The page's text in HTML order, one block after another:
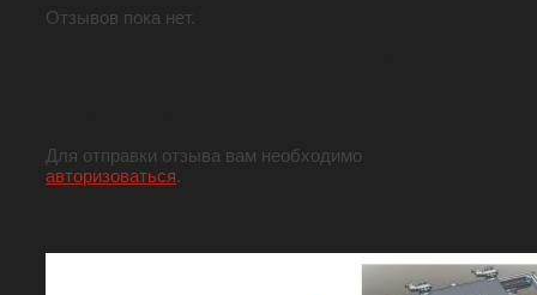
Отзывов пока нет.
Для отправки отзыва вам необходимо
авторизоваться.